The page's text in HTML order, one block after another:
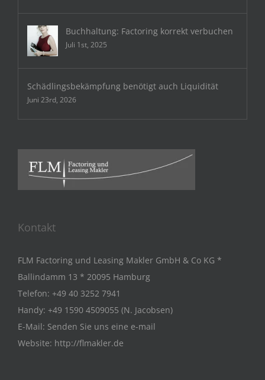
Buchhaltung: Factoring korrekt verbuchen
Juli 1st, 2025
Schädlingsbekämpfung benötigt auch Liquidität
Juni 23rd, 2026
Kontakt
FLM Factoring und Leasing Makler GmbH & Co KG *
Ballindamm 13 * 20095 Hamburg
Telefon: +49 40 3252 7941
Handy: +49 1590 4509055 (N. Jacobsen)
E-Mail: Senden Sie uns eine e-mail
Website: http://flmakler.de